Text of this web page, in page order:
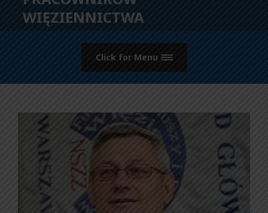
WIĘZIENNICTWA
Click for Menu